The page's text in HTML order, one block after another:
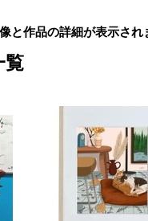
と作品の詳細が表示され
覧